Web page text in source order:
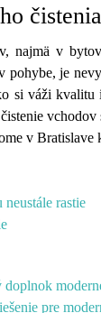
najmä v
pohybe, je
si váži
v
rastie
pre